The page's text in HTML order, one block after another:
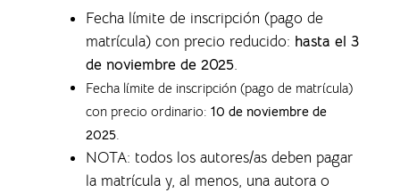
Fecha límite de inscripción (pago de
matrícula) con precio reducido: hasta el 3
de noviembre de 2025.
Fecha límite de inscripción (pago de matrícula)
con precio ordinario: 10 de noviembre de
2025.
NOTA: todos los autores/as deben pagar
la matrícula y, al menos, una autora o